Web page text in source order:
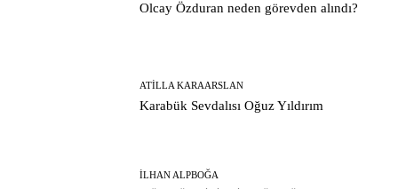
Olcay Özduran neden görevden alındı?
ATILLA KARAARSLAN
Karabük Sevdalısı Oğuz Yıldırım
İLHAN ALPBOĞA